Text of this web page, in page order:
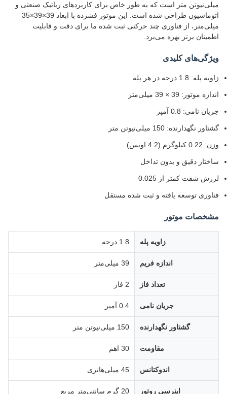
میلی‌نیوتن متر است که به طور خاص برای کاربردهای رباتیک صنعتی و
اتوماسیون طراحی شده است. این موتور فشرده با ابعاد 39×39×35
میلی‌متر، از فناوری چند حرکتی ثبت شده ما برای دقت و قابلیت
اطمینان برتر بهره می‌برد.
ویژگی‌های کلیدی
زاویه پله: 1.8 درجه در هر پله
اندازه موتور: 39 × 39 میلی‌متر
جریان نامی: 0.8 آمپر
گشتاور نگهدارنده: 150 میلی‌نیوتن متر
وزن: 0.22 کیلوگرم (4.2 اونس)
ساختار دقیق و بدون تداخل
لرزش شفت کمتر از 0.025
فناوری توسعه یافته و ثبت شده مستقل
مشخصات موتور
زاویه پله 1.8 درجه
اندازه فریم 39 میلی‌متر
تعداد فاز
جریان نامی 0.4 آمپر
گشتاور نگهدارنده 150 میلی‌نیوتن متر
مقاومت 30 اهم
اندوکتانس 45 میلی‌هانری
اینرسی روتور 20 گرم سانتی‌متر مربع